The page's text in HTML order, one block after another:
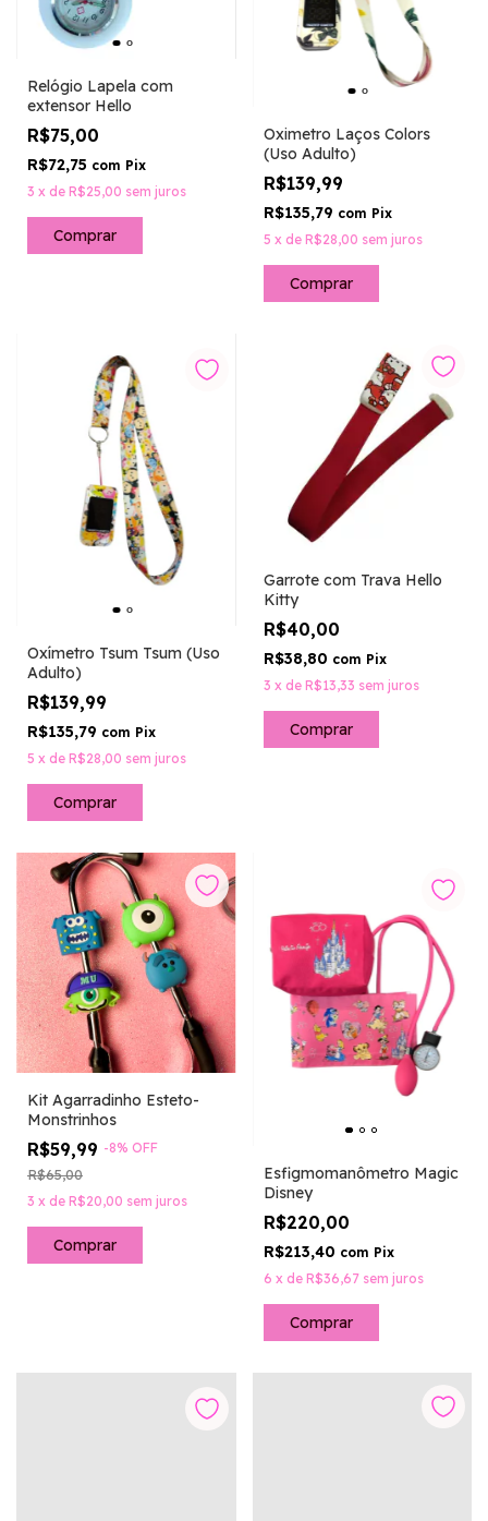
Relógio Lapela com
extensor Hello
R$75,00
R$72,75 com Pix
3 x de R$25,00 sem juros
Oximetro Laços Colors
(Uso Adulto)
R$139,99
R$135,79 com Pix
5 x de R$28,00 sem juros
Oxímetro Tsum Tsum (Uso
Adulto)
R$139,99
R$135,79 com Pix
5 x de R$28,00 sem juros
Garrote com Trava Hello
Kitty
R$40,00
R$38,80 com Pix
3 x de R$13,33 sem juros
Kit Agarradinho Esteto-
Monstrinhos
R$59,99 -8% OFF
R$65,00
3 x de R$20,00 sem juros
Esfigmomanômetro Magic
Disney
R$220,00
R$213,40 com Pix
6 x de R$36,67 sem juros